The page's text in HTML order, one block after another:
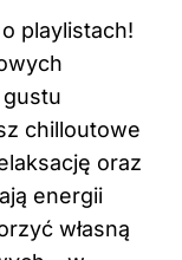
playlistach!
chilloutowe
oraz
energii
własną